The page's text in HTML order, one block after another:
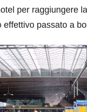
per raggiungere
effettivo passato a